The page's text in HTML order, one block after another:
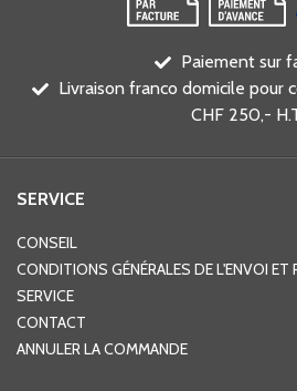
Paiement sur
Livraison franco domicile pour
CHF 250,-
SERVICE
CONSEIL
CONDITIONS GÉNÉRALES DE L'ENVOI ET
SERVICE
CONTACT
ANNULER LA COMMANDE